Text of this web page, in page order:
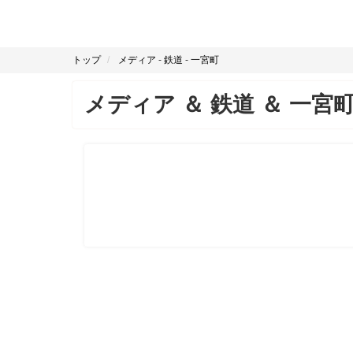
トップ メディア - 鉄道 - 一宮町
メディア ＆ 鉄道 ＆ 一宮